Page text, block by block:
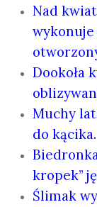
Nad
Dookoła
Muchy
do kącika.
kropek”
Ślimak